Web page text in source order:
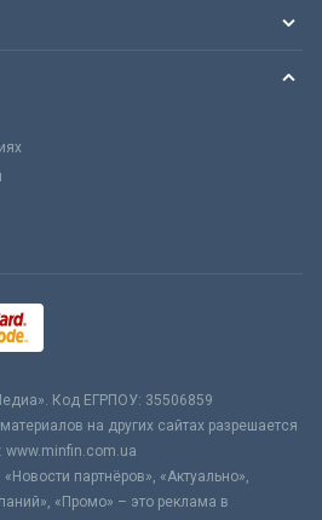
Код ЕГРПОУ: 35506859
на других сайтах разрешается
www.minfin.com.ua
партнёров», «Актуально»,
«Промо» – это реклама в